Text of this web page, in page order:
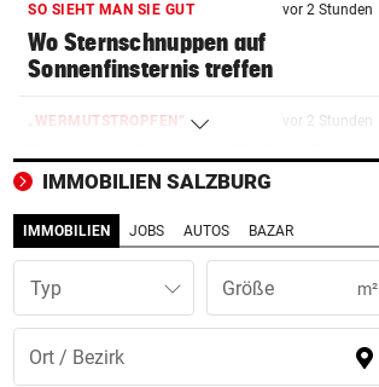
SO SIEHT MAN SIE GUT vor 2 Stunden
Wo Sternschnuppen auf
Sonnenfinsternis treffen
„WERMUTSTROPFEN“ vor 2 Stunden
Verletzter Salzburg-Kicker: Die
Diagnose ist da!
SCHWIMM-EM IN PARIS vor 2 Stunden
Halbfinal-Aus für Luca Karl im
K.o.-Sprintbewerb
vor 3 Stunden
Premieren-Regen statt Reigen bei
IMMOBILIEN SALZBURG
IMMOBILIEN JOBS AUTOS BAZAR
Typ m²